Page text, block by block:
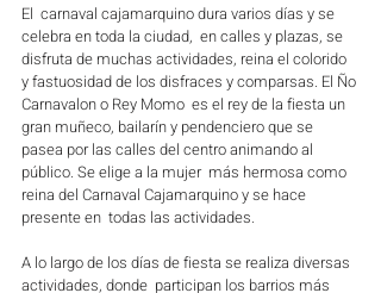
El  carnaval cajamarquino dura varios días y se
celebra en toda la ciudad,  en calles y plazas, se
disfruta de muchas actividades, reina el colorido
y fastuosidad de los disfraces y comparsas. El Ño
Carnavalon o Rey Momo  es el rey de la fiesta un
gran muñeco, bailarín y pendenciero que se
pasea por las calles del centro animando al
público. Se elige a la mujer  más hermosa como
reina del Carnaval Cajamarquino y se hace
presente en  todas las actividades.
A lo largo de los días de fiesta se realiza diversas
actividades, donde  participan los barrios más